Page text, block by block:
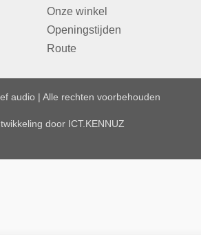
Onze winkel
Openingstijden
Route
audio | Alle rechten voorbehouden
door ICT.KENNUZ